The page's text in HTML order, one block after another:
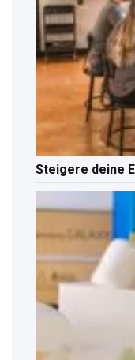
Steigere deine